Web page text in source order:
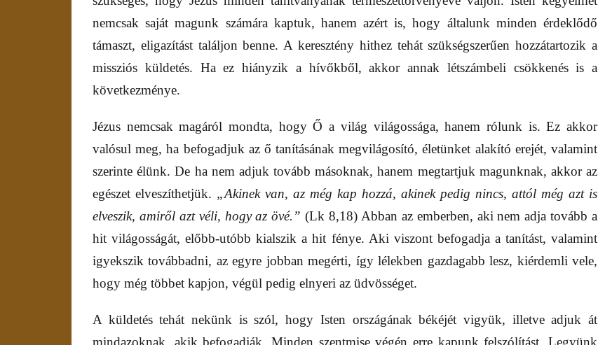
nemcsak saját magunk számára kaptuk, hanem azért is, hogy általunk minden érdeklődő
támaszt, eligazítást találjon benne. A keresztény hithez tehát szükségszerűen hozzátartozik a
missziós küldetés. Ha ez hiányzik a hívőkből, akkor annak létszámbeli csökkenés is a
következménye.
Jézus nemcsak magáról mondta, hogy Ő a világ világossága, hanem rólunk is. Ez akkor
valósul meg, ha befogadjuk az ő tanításának megvilágosító, életünket alakító erejét, valamint
szerinte élünk. De ha nem adjuk tovább másoknak, hanem megtartjuk magunknak, akkor az
egészet elveszíthetjük. „Akinek van, az még kap hozzá, akinek pedig nincs, attól még azt is
elveszik, amiről azt véli, hogy az övé.” (Lk 8,18) Abban az emberben, aki nem adja tovább a
hit világosságát, előbb-utóbb kialszik a hit fénye. Aki viszont befogadja a tanítást, valamint
igyekszik továbbadni, az egyre jobban megérti, így lélekben gazdagabb lesz, kiérdemli vele,
hogy még többet kapjon, végül pedig elnyeri az üdvösséget.
A küldetés tehát nekünk is szól, hogy Isten országának békéjét vigyük, illetve adjuk át